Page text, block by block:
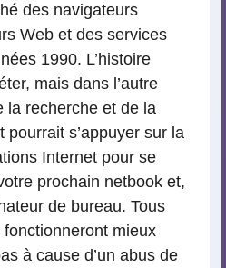
des navigateurs
Web et des services
1990. L’histoire
mais dans l’autre
la recherche et de la
pourrait s’appuyer sur la
Internet pour se
prochain netbook et,
de bureau. Tous
fonctionneront mieux
à cause d’un abus de